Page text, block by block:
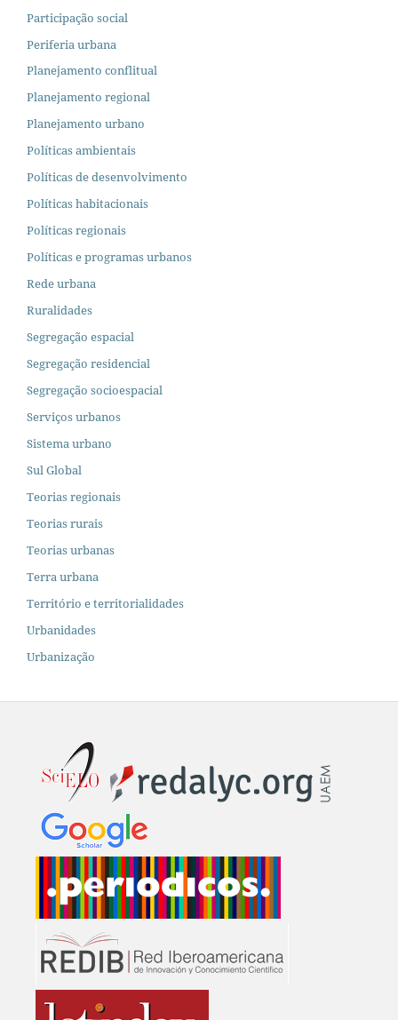
Participação social
Periferia urbana
Planejamento conflitual
Planejamento regional
Planejamento urbano
Políticas ambientais
Políticas de desenvolvimento
Políticas habitacionais
Políticas regionais
Políticas e programas urbanos
Rede urbana
Ruralidades
Segregação espacial
Segregação residencial
Segregação socioespacial
Serviços urbanos
Sistema urbano
Sul Global
Teorias regionais
Teorias rurais
Teorias urbanas
Terra urbana
Território e territorialidades
Urbanidades
Urbanização